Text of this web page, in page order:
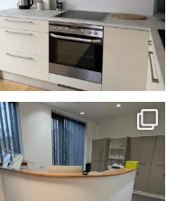
VÄSINUD PUIDUST
SÄRAVVALGEKS: Vastuvõtuleti
uus ...
3 0